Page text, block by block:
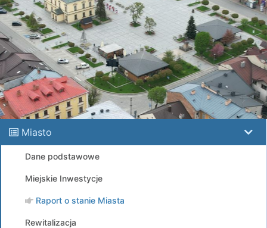
Miasto
Dane podstawowe
Miejskie Inwestycje
Raport o stanie Miasta
Rewitalizacja